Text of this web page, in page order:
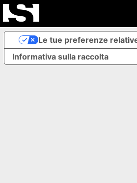
Informativa sulla raccolta
Le tue preferenze